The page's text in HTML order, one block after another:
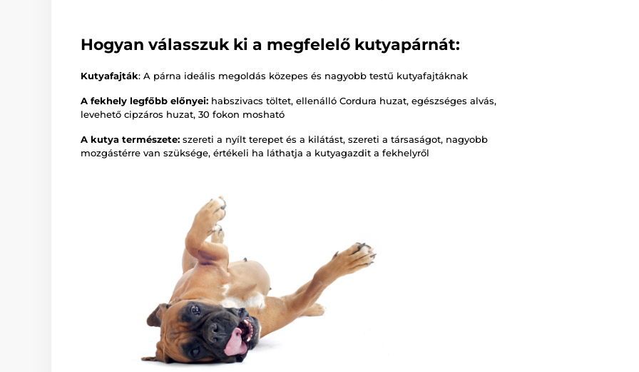
Hogyan válasszuk ki a megfelelő kutyapárnát:
Kutyafajták: A párna ideális megoldás közepes és nagyobb testű kutyafajtáknak
A fekhely legfőbb előnyei: habszivacs töltet, ellenálló Cordura huzat, egészséges alvás,
levehető cipzáros huzat, 30 fokon mosható
A kutya természete: szereti a nyílt terepet és a kilátást, szereti a társaságot, nagyobb
mozgástérre van szüksége, értékeli ha láthatja a kutyagazdit a fekhelyről